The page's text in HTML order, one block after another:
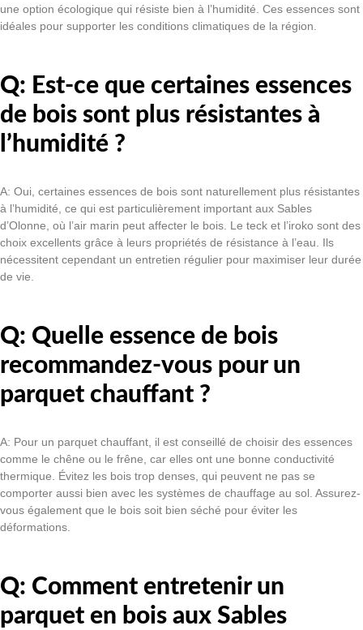
une option écologique qui résiste bien à l’humidité. Ces essences sont
idéales pour supporter les conditions climatiques de la région.
Q: Est-ce que certaines essences
de bois sont plus résistantes à
l’humidité ?
A: Oui, certaines essences de bois sont naturellement plus résistantes
à l’humidité, ce qui est particulièrement important aux Sables
d’Olonne, où l’air marin peut affecter le bois. Le teck et l’iroko sont des
choix excellents grâce à leurs propriétés de résistance à l’eau. Ils
nécessitent cependant un entretien régulier pour maximiser leur durée
de vie.
Q: Quelle essence de bois
recommandez-vous pour un
parquet chauffant ?
A: Pour un parquet chauffant, il est conseillé de choisir des essences
comme le chêne ou le frêne, car elles ont une bonne conductivité
thermique. Évitez les bois trop denses, qui peuvent ne pas se
comporter aussi bien avec les systèmes de chauffage au sol. Assurez-
vous également que le bois soit bien séché pour éviter les
déformations.
Q: Comment entretenir un
parquet en bois aux Sables